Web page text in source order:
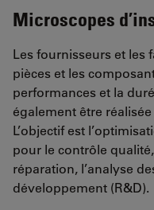
Microscopes
Les fournisseurs et les
pièces et les
performances et la
également être
L’objectif est
pour le contrôle
réparation, l’analyse
développement (R&D).